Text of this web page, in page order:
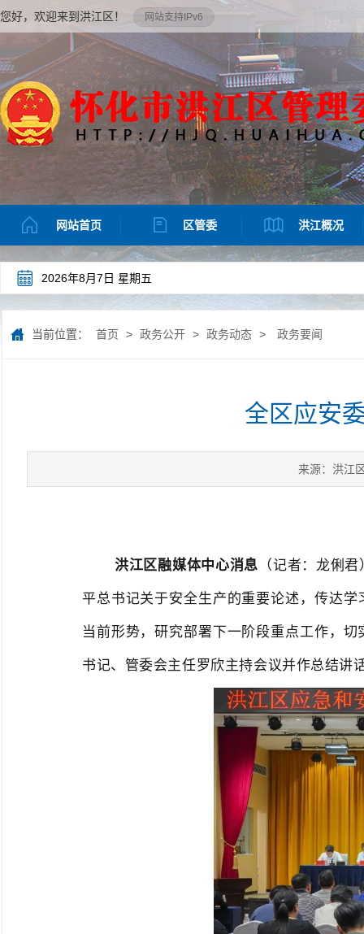
您好，欢迎来到洪江区！ 网站支持IPv6
网站首页 区管委 洪江概况
2026年8月7日 星期五
当前位置： 首页 > 政务公开 > 政务动态 > 政务要闻
全区应安
来源：洪江
洪江区融媒体中心消息 （记者：龙俐君
平总书记关于安全生产的重要论述，传达学
当前形势，研究部署下一阶段重点工作，
书记、管委会主任罗欣主持会议并作总结讲